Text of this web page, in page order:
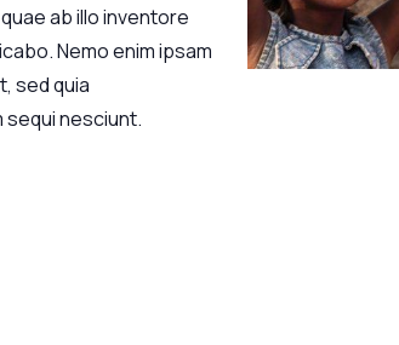
ab illo inventore
Nemo enim ipsam
sed quia
nesciunt.